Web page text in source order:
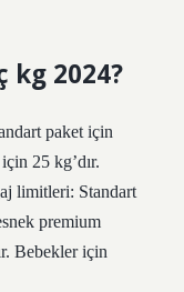
kg 2024?
paket için
25 kg’dır.
limitleri: Standart
premium
Bebekler için